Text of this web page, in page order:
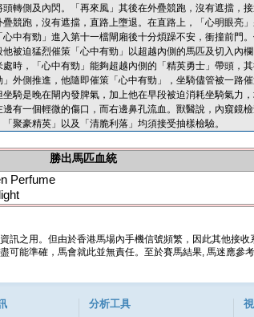
轉側及內閃。「再來風」其後在外疊競跑，沒有遮擋，
競跑，沒有遮擋，直路上墮退。在直路上，「心明眼亮
中有勁」進入第十一檔閘廂後十分煩躁不安，衝撞前門
被迫猛烈催策「心中有勁」以超越內側的馬匹及切入內
時，「心中有勁」能夠超越內側的「精英勇士」帶頭，
外側推進，他隨即催策「心中有勁」，坐騎儘管被一路催
騎是晚在閘內發脾氣，加上他在早段被迫消耗坐騎氣力
有一個輕微的傷口，而右邊鼻孔流血。獸醫說，內窺鏡
聚豪精英」以及「清脆利落」均須接受抽樣檢驗。
勝出馬匹血統
Perfume
訊之用。但由於香港馬場內手機信號頻繁，因此其他接
能準確，馬會就此並無責任。至於賽馬結果, 馬迷應參
分析工具